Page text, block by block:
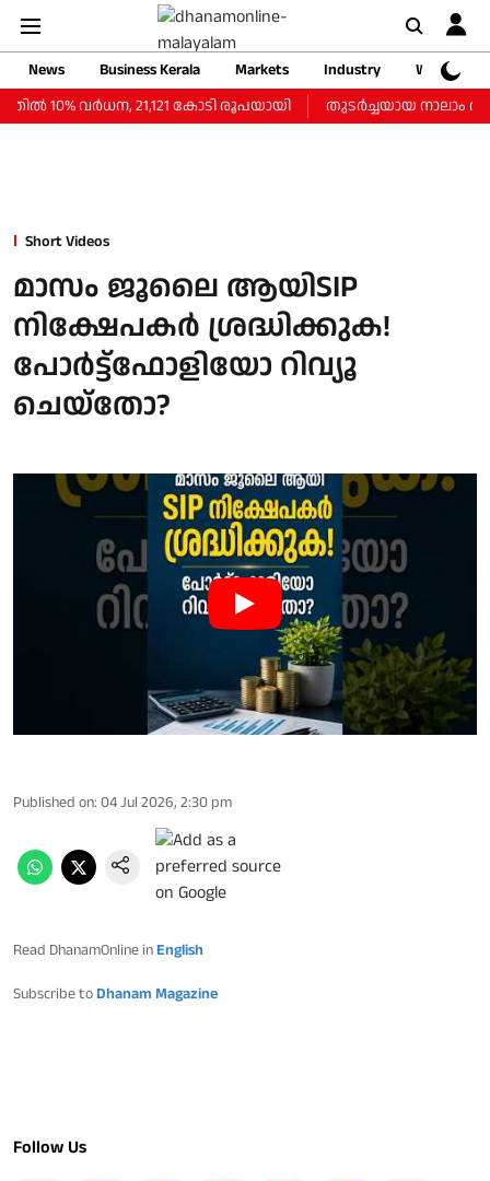
News Business Kerala Markets Industry
Web
വര്‍ധന, 21,121 കോടി രൂപയായി
തുടർച്ചയായ നാലാം
Short Videos
മാസം ജൂലൈ ആയിSIP
നിക്ഷേപകർ ശ്രദ്ധിക്കുക!
പോർട്ട്‌ഫോളിയോ റിവ്യൂ
ചെയ്തോ?
Published on: 04 Jul 2026, 2:30 pm
Read DhanamOnline in English
Subscribe to Dhanam Magazine
Follow Us